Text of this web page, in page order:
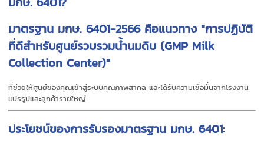
มาตรฐาน มกษ. 6401-2566คือแนวทาง "การปฏิบัติ
ที่ดีสำหรับศูนย์รวบรวมน้ำนมดิบ (GMP Milk
Collection Center)"
ที่ช่วยให้ศูนย์ของคุณเข้าสู่ระบบคุณภาพสากล และได้รับความเชื่อมั่นจากโรงงาน
แปรรูปและลูกค้ารายใหญ่
ประโยชน์ของการรับรองมาตรฐาน มกษ. 6401: